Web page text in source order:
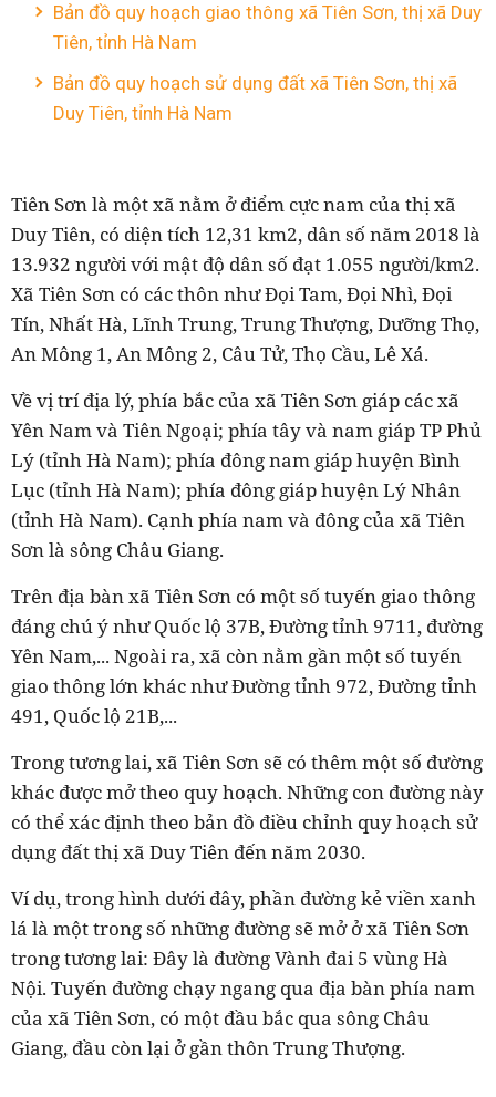
Bản đồ quy hoạch giao thông xã Tiên Sơn, thị xã Duy
Tiên, tỉnh Hà Nam
Bản đồ quy hoạch sử dụng đất xã Tiên Sơn, thị xã
Duy Tiên, tỉnh Hà Nam
Tiên Sơn là một xã nằm ở điểm cực nam của thị xã
Duy Tiên, có diện tích 12,31 km2, dân số năm 2018 là
13.932 người với mật độ dân số đạt 1.055 người/km2.
Xã Tiên Sơn có các thôn như Đọi Tam, Đọi Nhì, Đọi
Tín, Nhất Hà, Lĩnh Trung, Trung Thượng, Dưỡng Thọ,
An Mông 1, An Mông 2, Câu Tử, Thọ Cầu, Lê Xá.
Về vị trí địa lý, phía bắc của xã Tiên Sơn giáp các xã
Yên Nam và Tiên Ngoại; phía tây và nam giáp TP Phủ
Lý (tỉnh Hà Nam); phía đông nam giáp huyện Bình
Lục (tỉnh Hà Nam); phía đông giáp huyện Lý Nhân
(tỉnh Hà Nam). Cạnh phía nam và đông của xã Tiên
Sơn là sông Châu Giang.
Trên địa bàn xã Tiên Sơn có một số tuyến giao thông
đáng chú ý như Quốc lộ 37B, Đường tỉnh 9711, đường
Yên Nam,... Ngoài ra, xã còn nằm gần một số tuyến
giao thông lớn khác như Đường tỉnh 972, Đường tỉnh
491, Quốc lộ 21B,...
Trong tương lai, xã Tiên Sơn sẽ có thêm một số đường
khác được mở theo quy hoạch. Những con đường này
có thể xác định theo bản đồ điều chỉnh quy hoạch sử
dụng đất thị xã Duy Tiên đến năm 2030.
Ví dụ, trong hình dưới đây, phần đường kẻ viền xanh
lá là một trong số những đường sẽ mở ở xã Tiên Sơn
trong tương lai: Đây là đường Vành đai 5 vùng Hà
Nội. Tuyến đường chạy ngang qua địa bàn phía nam
của xã Tiên Sơn, có một đầu bắc qua sông Châu
Giang, đầu còn lại ở gần thôn Trung Thượng.